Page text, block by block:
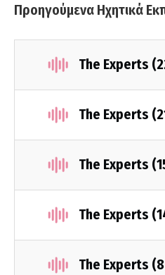
Προηγούμενα Ηχητικά
The Experts
The Experts
The Experts
The Experts
The Experts